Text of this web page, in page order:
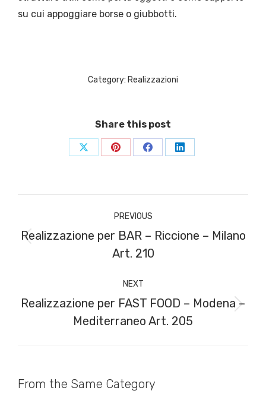
su cui appoggiare borse o giubbotti.
Category: Realizzazioni
Share this post
Share Share Share Share
navigation
PREVIOUS
Previous
post:
Realizzazione per BAR – Riccione – Milano
Art. 210
NEXT
Next
post:
Realizzazione per FAST FOOD – Modena –
Mediterraneo Art. 205
From the Same Category